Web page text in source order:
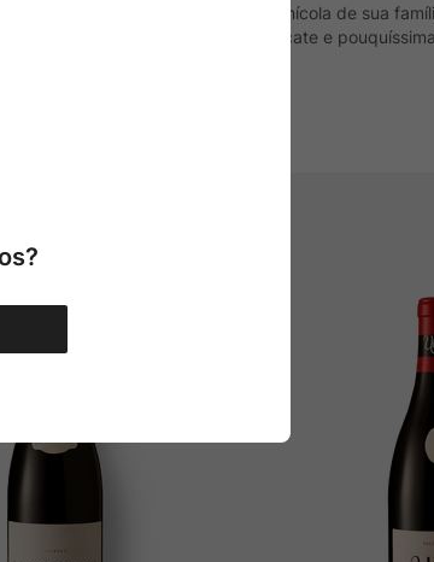
produziu sua primeira safra na vinícola de sua
pela revista The Wine Advocate e